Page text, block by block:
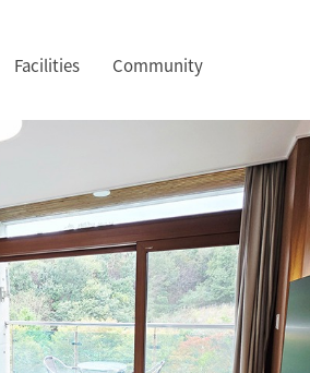
Facilities Community